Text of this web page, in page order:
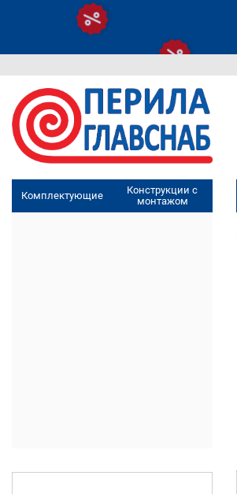
Комплектующие
Конструкции с
монтажом